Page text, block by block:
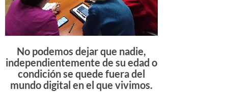
No podemos dejar que nadie,
independientemente de su edad o
condición se quede fuera del
mundo digital en el que vivimos.